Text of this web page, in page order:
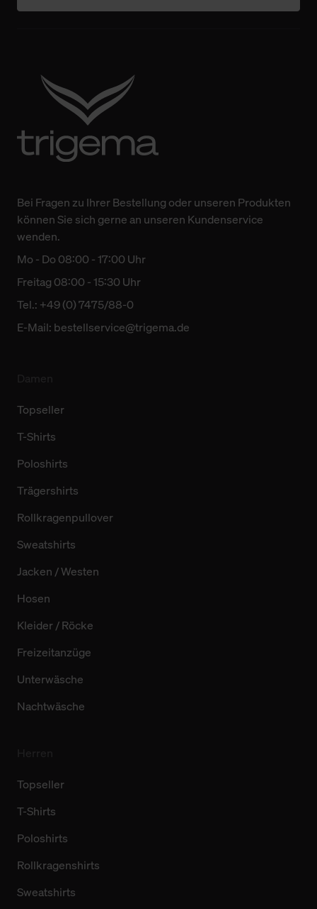
Bei Fragen zu Ihrer Bestellung oder unseren Produkten
können Sie sich gerne an unseren Kundenservice
wenden.
Mo - Do 08:00 - 17:00 Uhr
Freitag 08:00 - 15:30 Uhr
Tel.: +49 (0) 7475/88-0
E-Mail: bestellservice@trigema.de
Topseller
T-Shirts
Poloshirts
Trägershirts
Rollkragenpullover
Sweatshirts
Jacken / Westen
Hosen
Kleider / Röcke
Freizeitanzüge
Unterwäsche
Nachtwäsche
Topseller
T-Shirts
Poloshirts
Rollkragenshirts
Sweatshirts